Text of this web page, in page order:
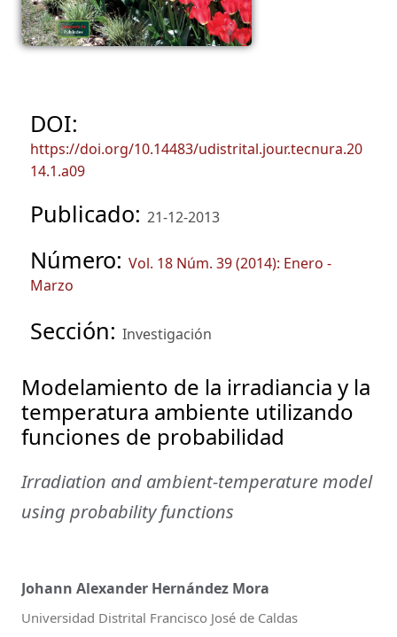
DOI:
https://doi.org/10.14483/udistrital.jour.tecnura.20
14.1.a09
Publicado: 21-12-2013
Número: Vol. 18 Núm. 39 (2014): Enero -
Marzo
Sección: Investigación
Modelamiento de la irradiancia y la
temperatura ambiente utilizando
funciones de probabilidad
Irradiation and ambient-temperature model
using probability functions
Johann Alexander Hernández Mora
Universidad Distrital Francisco José de Caldas